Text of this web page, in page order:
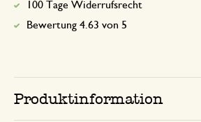
100 Tage Widerrufsrecht
Bewertung 4.63 von 5
Produktinformation